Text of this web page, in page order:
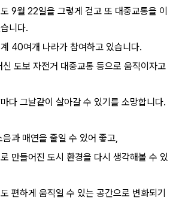
9월 22일을 그렇게 걷고 또 대중교통을 이
니다.
40여개 나라가 참여하고 있습니다.
도보 자전거 대중교통 등으로 움직이자고
다 그날같이 살아갈 수 있기를 소망합니다.
과 매연을 줄일 수 있어 좋고,
만들어진 도시 환경을 다시 생각해볼 수 있
편하게 움직일 수 있는 공간으로 변화되기